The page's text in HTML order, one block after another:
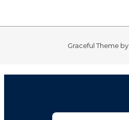
Graceful Theme by